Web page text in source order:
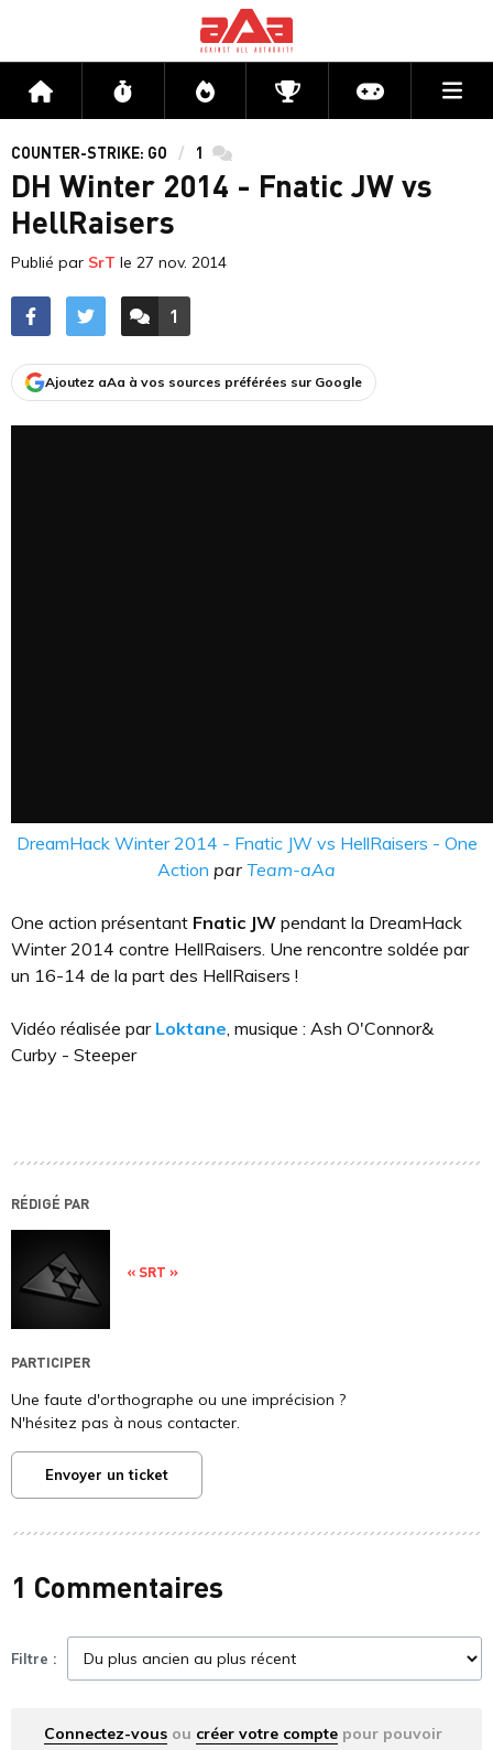
Accueil Flux Directs CompétitionsActu jeux
COUNTER-STRIKE: GO 1 commentaires
DH Winter 2014 - Fnatic JW vs
HellRaisers
Publié par SrT le 27 nov. 2014
ACCÉDER AUX
1
COMMENTAIRES
Ajoutez aAa à vos sources préférées sur Google
DreamHack Winter 2014 - Fnatic JW vs HellRaisers - One
Action par Team-aAa
One action présentant Fnatic JW pendant la DreamHack
Winter 2014 contre HellRaisers. Une rencontre soldée par
un 16-14 de la part des HellRaisers !
Vidéo réalisée par Loktane, musique : Ash O'Connor&
Curby - Steeper
RÉDIGÉ PAR
« SRT »
PARTICIPER
Une faute d'orthographe ou une imprécision ?
N'hésitez pas à nous contacter.
Envoyer un ticket
1 Commentaires
Filtre :
Connectez-vous ou créer votre compte pour pouvoir